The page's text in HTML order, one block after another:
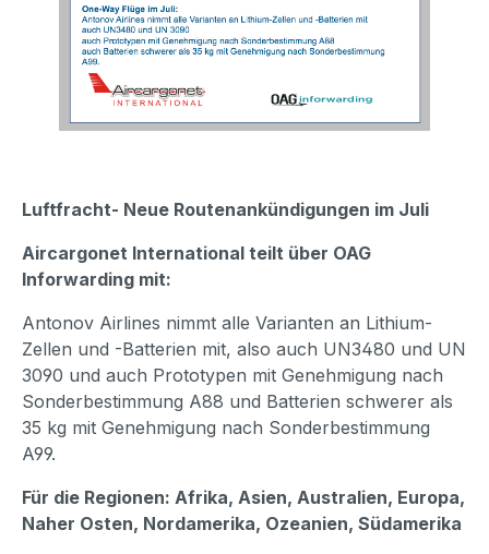
Luftfracht- Neue Routenankündigungen im Juli
Aircargonet International teilt über OAG
Inforwarding mit:
Antonov Airlines nimmt alle Varianten an Lithium-
Zellen und -Batterien mit, also auch UN3480 und UN
3090 und auch Prototypen mit Genehmigung nach
Sonderbestimmung A88 und Batterien schwerer als
35 kg mit Genehmigung nach Sonderbestimmung
A99.
Für die Regionen: Afrika, Asien, Australien, Europa,
Naher Osten, Nordamerika, Ozeanien, Südamerika